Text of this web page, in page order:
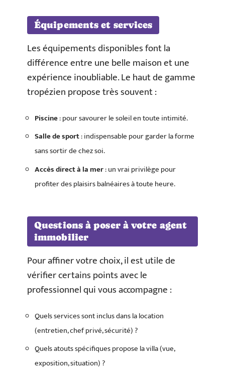
Équipements et services
Les équipements disponibles font la
différence entre une belle maison et une
expérience inoubliable. Le haut de gamme
tropézien propose très souvent :
Piscine: pour savourer le soleil en toute intimité.
Salle de sport: indispensable pour garder la forme
sans sortir de chez soi.
Accès direct à la mer: un vrai privilège pour
profiter des plaisirs balnéaires à toute heure.
Questions à poser à votre agent
immobilier
Pour affiner votre choix, il est utile de
vérifier certains points avec le
professionnel qui vous accompagne :
Quels services sont inclus dans la location
(entretien, chef privé, sécurité) ?
Quels atouts spécifiques propose la villa (vue,
exposition, situation) ?